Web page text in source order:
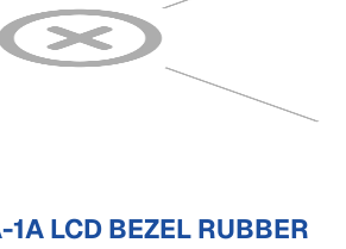
LCD BEZEL RUBBER